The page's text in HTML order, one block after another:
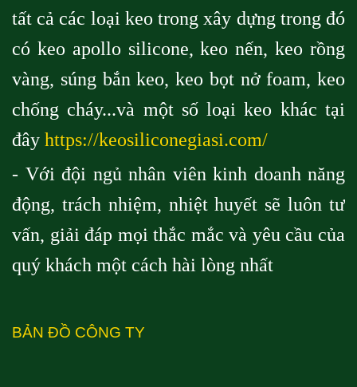
tất cả các loại keo trong xây dựng trong đó
có keo apollo silicone, keo nến, keo rồng
vàng, súng bắn keo, keo bọt nở foam, keo
chống cháy...và một số loại keo khác tại
đây https://keosiliconegiasi.com/
- Với đội ngủ nhân viên kinh doanh năng
động, trách nhiệm, nhiệt huyết sẽ luôn tư
vấn, giải đáp mọi thắc mắc và yêu cầu của
quý khách một cách hài lòng nhất
BẢN ĐỒ CÔNG TY